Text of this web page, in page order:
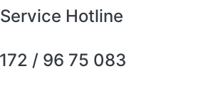
Hotline
/ 96 75 083